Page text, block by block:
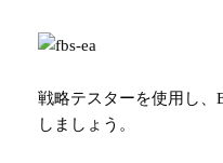
戦略テスターを使用し、
しましょう。